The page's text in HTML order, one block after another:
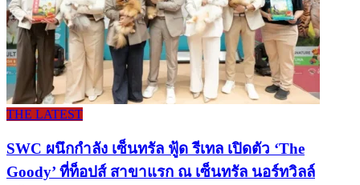
THE LATEST
SWC ผนึกกำลัง เซ็นทรัล ฟู้ด รีเทล เปิดตัว ‘The
Goody’ ที่ท็อปส์ สาขาแรก ณ เซ็นทรัล นอร์ทวิลล์